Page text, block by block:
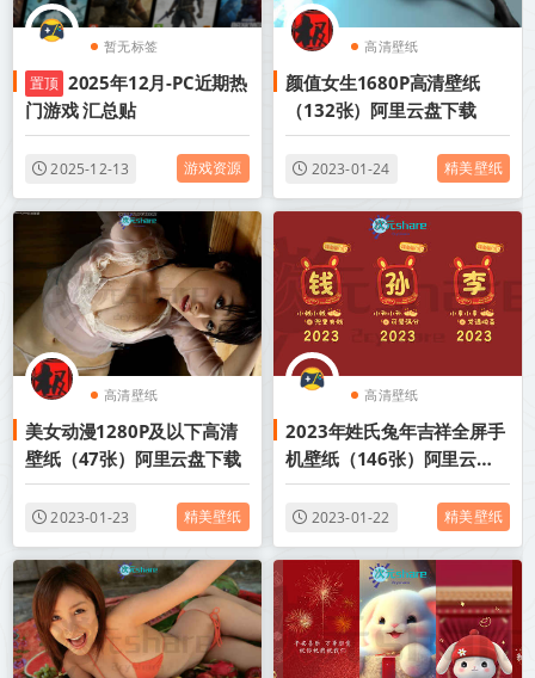
暂无标签
置顶 2025年12月-PC近期热
门游戏 汇总贴
2025-12-13 游戏资源
高清壁纸
颜值女生1680P高清壁纸
（132张）阿里云盘下载
2023-01-24 精美壁纸
高清壁纸
美女动漫1280P及以下高清
壁纸（47张）阿里云盘下载
2023-01-23 精美壁纸
高清壁纸
2023年姓氏兔年吉祥全屏手
机壁纸（146张）阿里云盘
下载
2023-01-22 精美壁纸